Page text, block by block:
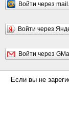
Войти через
Войти через
Войти через
Если вы не